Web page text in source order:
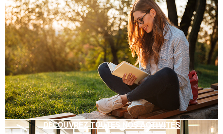
DÉCOUVREZ TOUTES NOS ACTIVITÉS